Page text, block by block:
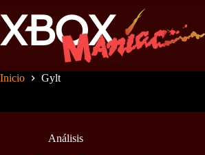
al
contenido
Inicio Gylt
Análisis